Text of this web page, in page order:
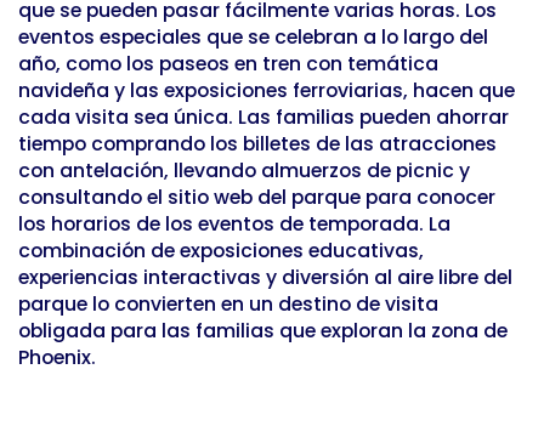
que se pueden pasar fácilmente varias horas. Los
eventos especiales que se celebran a lo largo del
año, como los paseos en tren con temática
navideña y las exposiciones ferroviarias, hacen que
cada visita sea única. Las familias pueden ahorrar
tiempo comprando los billetes de las atracciones
con antelación, llevando almuerzos de picnic y
consultando el sitio web del parque para conocer
los horarios de los eventos de temporada. La
combinación de exposiciones educativas,
experiencias interactivas y diversión al aire libre del
parque lo convierten en un destino de visita
obligada para las familias que exploran la zona de
Phoenix.